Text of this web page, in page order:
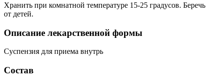
Хранить при комнатной температуре 15-25 градусов. Беречь
от детей.
Описание лекарственной формы
Суспензия для приема внутрь
Состав